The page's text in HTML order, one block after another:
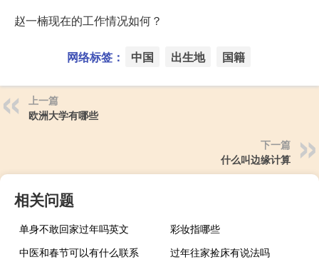
赵一楠现在的工作情况如何？
网络标签： 中国 出生地 国籍
上一篇
欧洲大学有哪些
下一篇
什么叫边缘计算
相关问题
单身不敢回家过年吗英文
彩妆指哪些
中医和春节可以有什么联系
过年往家捡床有说法吗